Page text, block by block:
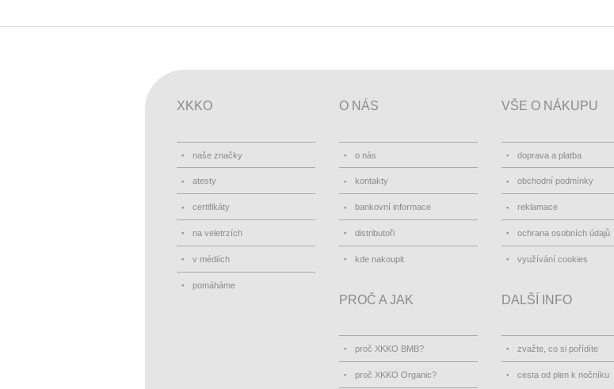
XKKO
naše značky
atesty
certifikáty
na veletrzích
v médiích
pomáháme
O NÁS
o nás
kontakty
bankovní informace
distributoři
kde nakoupit
VŠE O NÁKUPU
doprava a platba
obchodní podmínky
reklamace
ochrana osobních údajů
využívání cookies
PROČ A JAK
proč XKKO BMB?
proč XKKO Organic?
DALŠÍ INFO
zvažte, co si pořídíte
cesta od plen k nočníku